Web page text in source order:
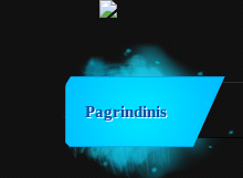
Pagrindinis